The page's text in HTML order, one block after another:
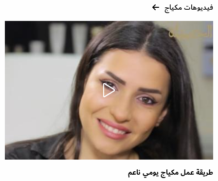
فيديوهات مكياج
طريقة عمل مكياج يومي ناعم